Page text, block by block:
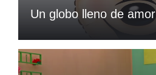
Un globo lleno de amor